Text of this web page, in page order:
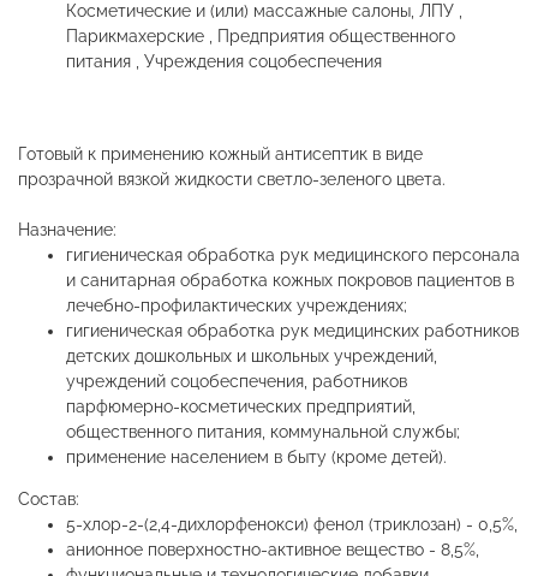
Косметические и (или) массажные салоны, ЛПУ ,
Парикмахерские , Предприятия общественного
питания , Учреждения соцобеспечения
Готовый к применению кожный антисептик в виде
прозрачной вязкой жидкости светло-зеленого цвета.
Назначение:
гигиеническая обработка рук медицинского персонала
и санитарная обработка кожных покровов пациентов в
лечебно-профилактических учреждениях;
гигиеническая обработка рук медицинских работников
детских дошкольных и школьных учреждений,
учреждений соцобеспечения, работников
парфюмерно-косметических предприятий,
общественного питания, коммунальной службы;
применение населением в быту (кроме детей).
Состав:
5-хлор-2-(2,4-дихлорфенокси) фенол (триклозан) - 0,5%,
анионное поверхностно-активное вещество - 8,5%,